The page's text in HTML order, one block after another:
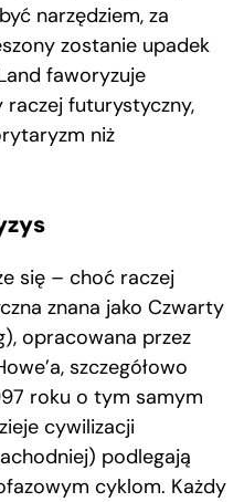
narzędziem, za
zostanie upadek
faworyzuje
futurystyczny,
niż
się – choć raczej
znana jako Czwarty
opracowana przez
szczegółowo
roku o tym samym
cywilizacji
podlegają
cyklom. Każdy